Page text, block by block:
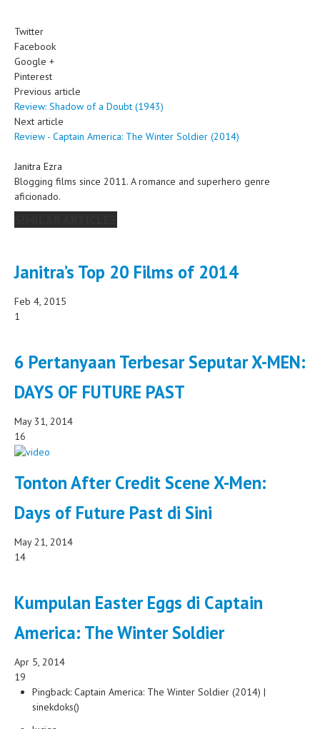
Twitter
Facebook
Google +
Pinterest
Previous article
Review: Shadow of a Doubt (1943)
Next article
Review - Captain America: The Winter Soldier (2014)
Janitra Ezra
Blogging films since 2011. A romance and superhero genre
aficionado.
Janitra’s Top 20 Films of 2014
Feb 4, 2015
1
6 Pertanyaan Terbesar Seputar X-MEN:
DAYS OF FUTURE PAST
May 31, 2014
16
Tonton After Credit Scene X-Men:
Days of Future Past di Sini
May 21, 2014
14
Kumpulan Easter Eggs di Captain
America: The Winter Soldier
Apr 5, 2014
19
Pingback: Captain America: The Winter Soldier (2014) |
sinekdoks()